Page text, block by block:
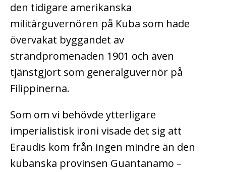
den tidigare amerikanska
militärguvernören på Kuba som hade
övervakat byggandet av
strandpromenaden 1901 och även
tjänstgjort som generalguvernör på
Filippinerna.
Som om vi behövde ytterligare
imperialistisk ironi visade det sig att
Eraudis kom från ingen mindre än den
kubanska provinsen Guantanamo –